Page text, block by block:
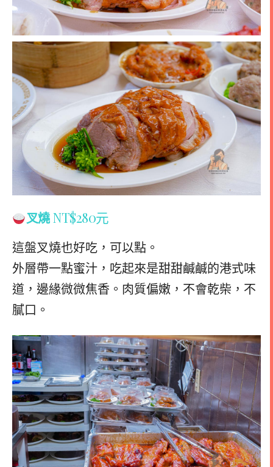
叉燒NT$280元
這盤叉燒也好吃，可以點。
外層帶一點蜜汁，吃起來是甜甜鹹鹹的港式味
道，邊緣微微焦香。肉質偏嫩，不會乾柴，不
膩口。